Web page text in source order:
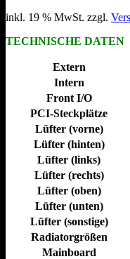
inkl. 19 % MwSt. zzgl.
TECHNISCHE DATEN
Extern
Intern
Front I/O
PCI-Steckplätze
Lüfter (vorne)
Lüfter (hinten)
Lüfter (links)
Lüfter (rechts)
Lüfter (oben)
Lüfter (unten)
Lüfter (sonstige)
Radiatorgrößen
Mainboard